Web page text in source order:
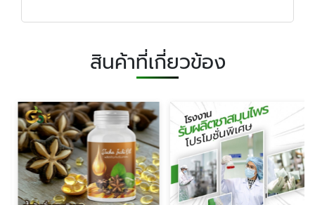
สินค้าที่เกี่ยวข้อง